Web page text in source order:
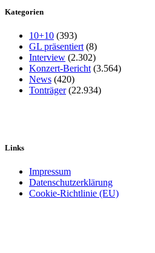
Kategorien
10+10 (393)
GL präsentiert (8)
Interview (2.302)
Konzert-Bericht (3.564)
News (420)
Tonträger(22.934)
Links
Impressum
Datenschutzerklärung
Cookie-Richtlinie (EU)